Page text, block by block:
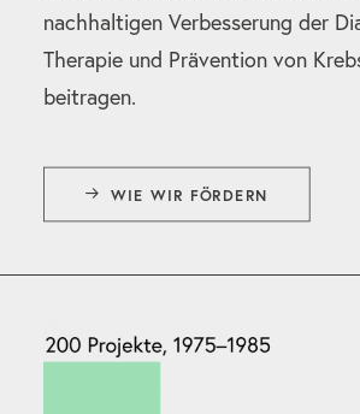
nachhaltigen Verbesserung der
Therapie und Prävention von
beitragen.
WIE WIR FÖRDERN